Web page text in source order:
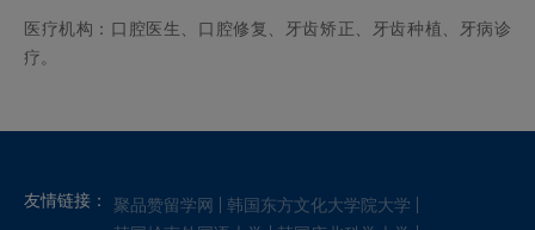
医疗机构：口腔医生、口腔修复、牙齿矫正、牙齿种植、牙病诊
疗。
友情链接： 聚品赞留学网
韩国东方文化大学院大学